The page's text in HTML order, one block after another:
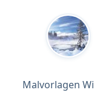
Malvorlagen